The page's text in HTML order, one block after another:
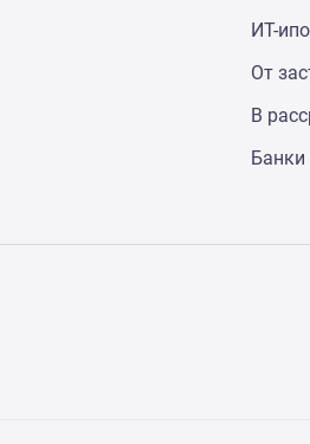
ИТ-
От
В